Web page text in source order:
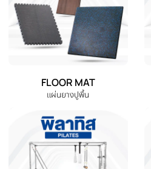
จักรยานออกกำลังกาย